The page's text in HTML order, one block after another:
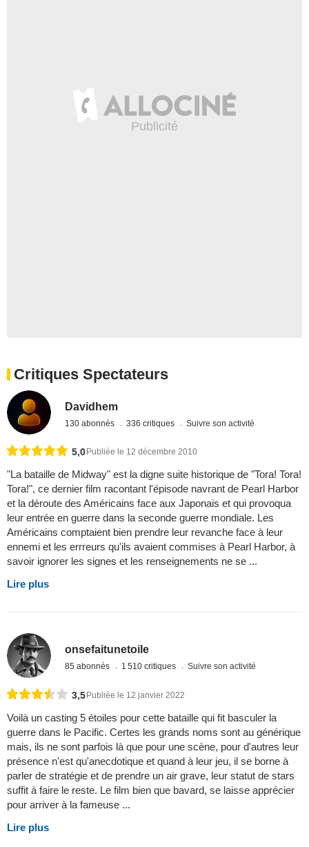
Critiques Spectateurs
Davidhem
130 abonnés 336 critiques Suivre son activité
5,0 Publiée le 12 décembre 2010
"La bataille de Midway" est la digne suite historique de "Tora! Tora!
Tora!", ce dernier film racontant l'épisode navrant de Pearl Harbor
et la déroute des Américains face aux Japonais et qui provoqua
leur entrée en guerre dans la seconde guerre mondiale. Les
Américains comptaient bien prendre leur revanche face à leur
ennemi et les errreurs qu'ils avaient commises à Pearl Harbor, à
savoir ignorer les signes et les renseignements ne se ...
Lire plus
onsefaitunetoile
85 abonnés 1 510 critiques Suivre son activité
3,5Publiée le 12 janvier 2022
Voilà un casting 5 étoiles pour cette bataille qui fit basculer la
guerre dans le Pacific. Certes les grands noms sont au générique
mais, ils ne sont parfois là que pour une scène, pour d'autres leur
présence n'est qu'anecdotique et quand à leur jeu, il se borne à
parler de stratégie et de prendre un air grave, leur statut de stars
suffit à faire le reste. Le film bien que bavard, se laisse apprécier
pour arriver à la fameuse ...
Lire plus